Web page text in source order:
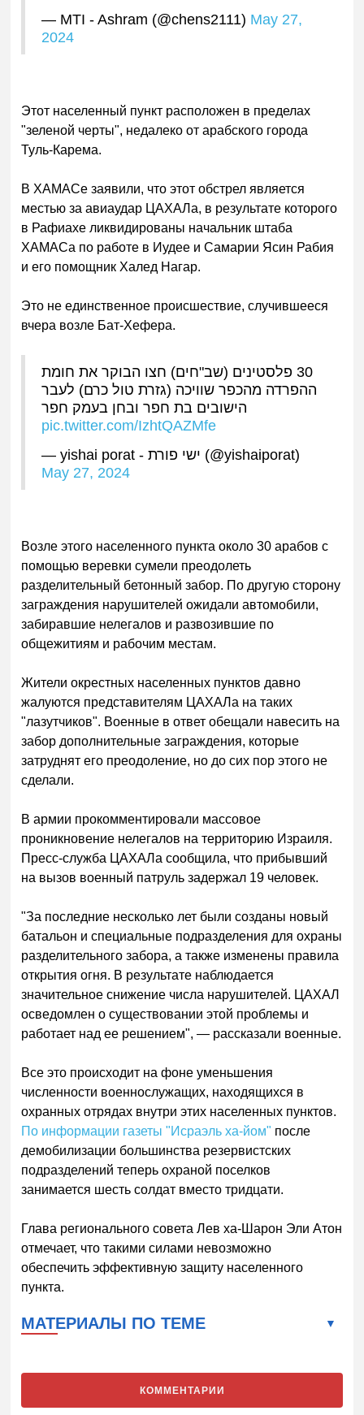
— MTI - Ashram (@chens2111) May 27,
2024
Этот населенный пункт расположен в пределах
"зеленой черты", недалеко от арабского города
Туль-Карема.
В ХАМАСе заявили, что этот обстрел является
местью за авиаудар ЦАХАЛа, в результате которого
в Рафиахе ликвидированы начальник штаба
ХАМАСа по работе в Иудее и Самарии Ясин Рабия
и его помощник Халед Нагар.
Это не единственное происшествие, случившееся
вчера возле Бат-Хефера.
30 פלסטינים (שב"חים) חצו הבוקר את חומת
ההפרדה מהכפר שוויכה (גזרת טול כרם) לעבר
הישובים בת חפר ובחן בעמק חפר
pic.twitter.com/IzhtQAZMfe
— yishai porat - ישי פורת (@yishaiporat)
May 27, 2024
Возле этого населенного пункта около 30 арабов с
помощью веревки сумели преодолеть
разделительный бетонный забор. По другую сторону
заграждения нарушителей ожидали автомобили,
забиравшие нелегалов и развозившие по
общежитиям и рабочим местам.
Жители окрестных населенных пунктов давно
жалуются представителям ЦАХАЛа на таких
"лазутчиков". Военные в ответ обещали навесить на
забор дополнительные заграждения, которые
затруднят его преодоление, но до сих пор этого не
сделали.
В армии прокомментировали массовое
проникновение нелегалов на территорию Израиля.
Пресс-служба ЦАХАЛа сообщила, что прибывший
на вызов военный патруль задержал 19 человек.
"За последние несколько лет были созданы новый
батальон и специальные подразделения для охраны
разделительного забора, а также изменены правила
открытия огня. В результате наблюдается
значительное снижение числа нарушителей. ЦАХАЛ
осведомлен о существовании этой проблемы и
работает над ее решением", — рассказали военные.
Все это происходит на фоне уменьшения
численности военнослужащих, находящихся в
охранных отрядах внутри этих населенных пунктов.
По информации газеты "Исраэль ха-йом" после
демобилизации большинства резервистских
подразделений теперь охраной поселков
занимается шесть солдат вместо тридцати.
Глава регионального совета Лев ха-Шарон Эли Атон
отмечает, что такими силами невозможно
обеспечить эффективную защиту населенного
пункта.
МАТЕРИАЛЫ ПО ТЕМЕ
КОММЕНТАРИИ